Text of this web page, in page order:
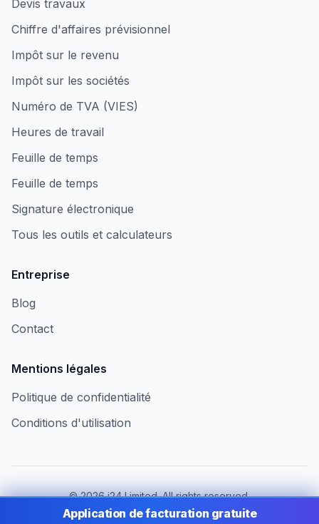
Devis travaux
Chiffre d'affaires prévisionnel
Impôt sur le revenu
Impôt sur les sociétés
Numéro de TVA (VIES)
Heures de travail
Feuille de temps
Feuille de temps
Signature électronique
Tous les outils et calculateurs
Entreprise
Blog
Contact
Mentions légales
Politique de confidentialité
Conditions d'utilisation
©2026i24 Limited. All rights reserved.
Au service des entreprises au Luxembourg
Application de facturation gratuite